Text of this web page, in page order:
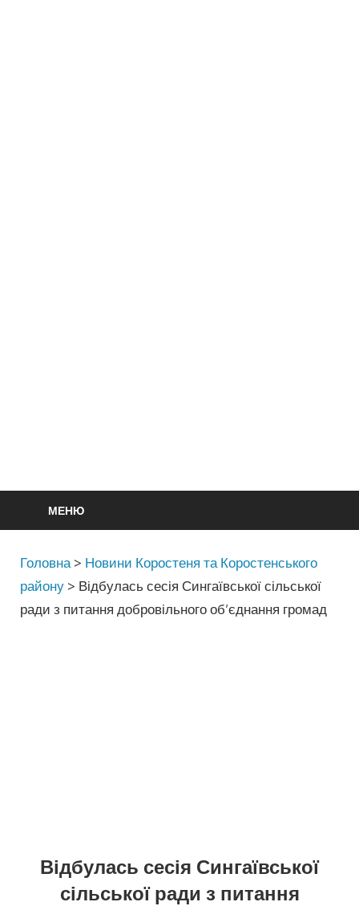
МЕНЮ
Головна > Новини Коростеня та Коростенського
району > Відбулась сесія Сингаївської сільської
ради з питання добровільного об’єднання громад
Відбулась сесія Сингаївської
сільської ради з питання